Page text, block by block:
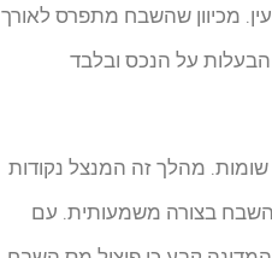
מכיוון שהשבח מתפרס לאורך
על הנכס ובלבד
שומות. מהלך זה המנצל נקודות
השבח בצורה משמעותית. עם